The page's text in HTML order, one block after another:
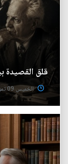
قلق القصيدة
الخميس 09 تموز 2026